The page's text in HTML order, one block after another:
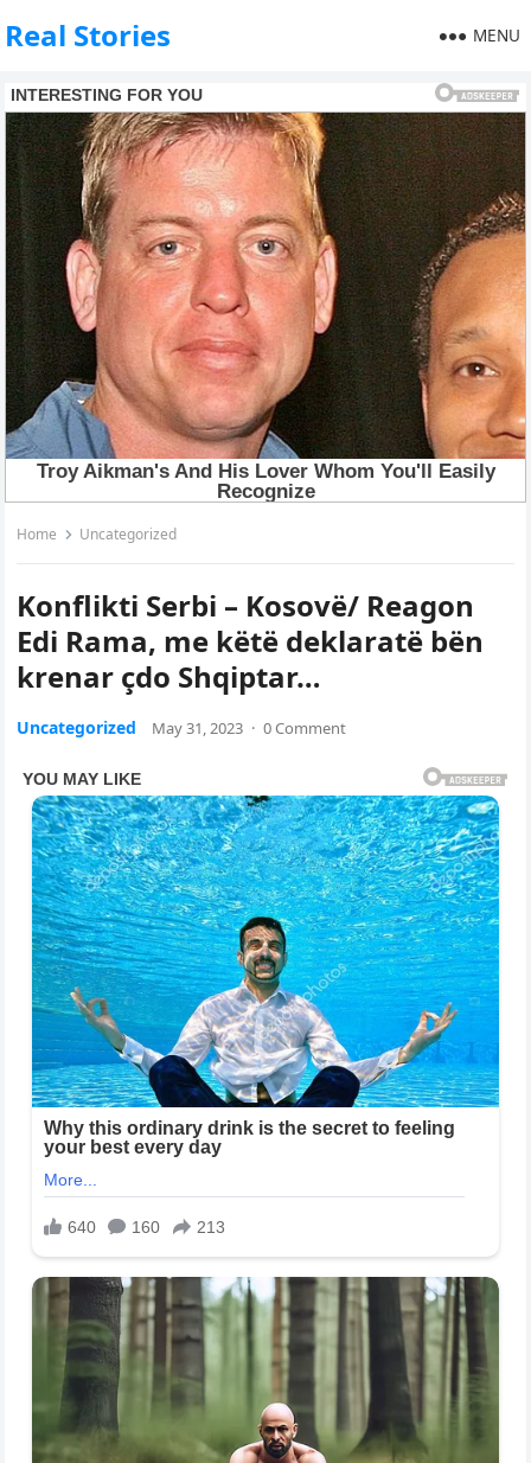
Real Stories MENU
Home Uncategorized
Konflikti Serbi – Kosovë/ Reagon
Edi Rama, me këtë deklaratë bën
krenar çdo Shqiptar…
Uncategorized May 31, 2023 · 0 Comment